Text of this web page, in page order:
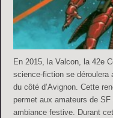
En 2015, la Valcon, la 42e
science-fiction se déroulera
du côté d’Avignon. Cette
permet aux amateurs de
ambiance festive. Durant